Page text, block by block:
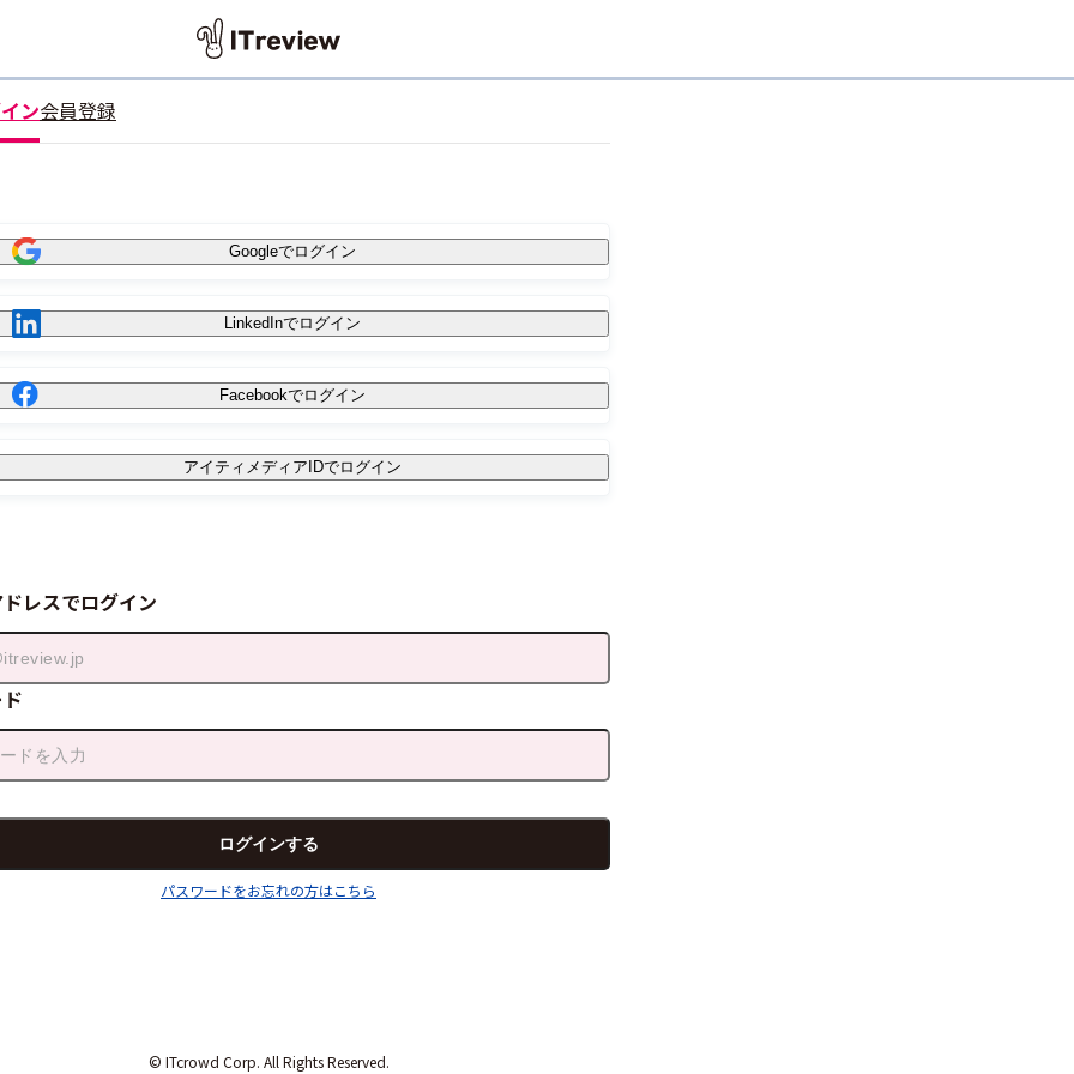
ン会員登録
Googleでログイン
LinkedInでログイン
Facebookでログイン
アイティメディアIDでログイン
レスでログイン
パスワードをお忘れの方はこちら
© ITcrowd Corp. All Rights Reserved.